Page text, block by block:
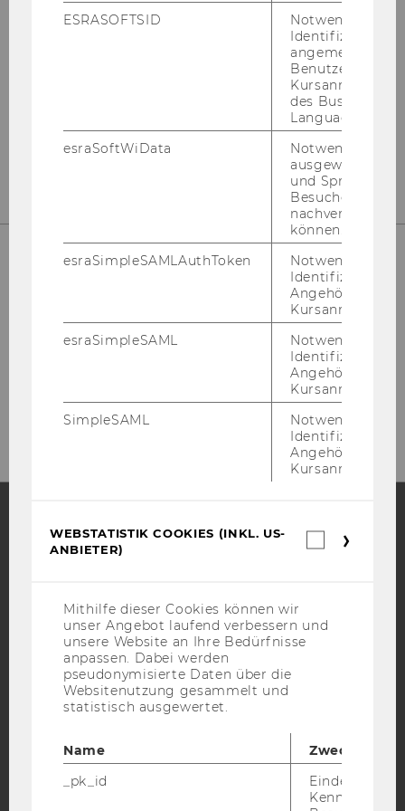
Bitte klicken Sie hier um sich für
den Newsletter anzumelden!
Blog
YouTube NewsletterBluesky
BARRIEREFREIHEITSERKLÄRUNG WEBSEITE
DATENSCHUTZERKLÄRUNG
ESRASOFTSID
Notwendig zur
Identifizierung
angemeldeten
Benutzers im
des Business
Language
esraSoftWiData
Notwendig um
ausgewählte
und
Besuchers
nachverfolgen
können.
esraSimpleSAMLAuthToken
Notwendig zur
Identifizierung
Angehörige/r für
Kursanmeldung.
esraSimpleSAML
Notwendig zur
Identifizierung
Angehörige/r für
Kursanmeldung.
SimpleSAML
Notwendig zur
Identifizierung
Angehörige/r für
Kursanmeldung.
WEBSTATISTIK COOKIES (INKL. US-
ANBIETER)
Mithilfe dieser Cookies können wir
unser Angebot laufend verbessern und
unsere Website an Ihre Bedürfnisse
anpassen. Dabei werden
pseudonymisierte Daten über die
Websitenutzung gesammelt und
statistisch ausgewertet.
Name
Zweck
_pk_id
Eindeutige